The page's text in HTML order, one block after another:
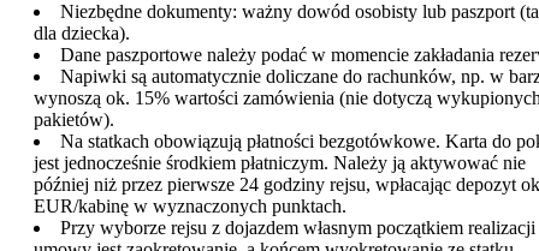
Niezbędne dokumenty: ważny dowód osobisty lub paszport
dla dziecka).
Dane paszportowe należy podać w momencie zakładania
Napiwki są automatycznie doliczane do rachunków, np. w
wynoszą ok. 15% wartości zamówienia (nie dotyczą
pakietów).
Na statkach obowiązują płatności bezgotówkowe. Karta do
jest jednocześnie środkiem płatniczym. Należy ją aktywować nie
później niż przez pierwsze 24 godziny rejsu, wpłacając depozyt
EUR/kabinę w wyznaczonych punktach.
Przy wyborze rejsu z dojazdem własnym początkiem realizacji